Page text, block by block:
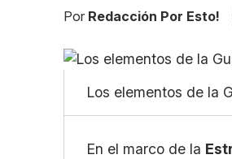
Por Redacción Por Esto!
Los elementos de la
En el marco de la